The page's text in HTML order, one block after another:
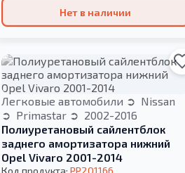
Нет в наличии
Легковые автомобили
Nissan
Primastar
2002-2016
Полиуретановый сайлентблок
заднего амортизатора нижний
Opel Vivaro 2001-2014
Код продукта: PP201166